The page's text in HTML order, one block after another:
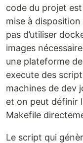
code du projet
mise à
pas d’utiliser
images
une plateforme
execute des
machines de dev
et on peut définir
Makefile
Le script qui